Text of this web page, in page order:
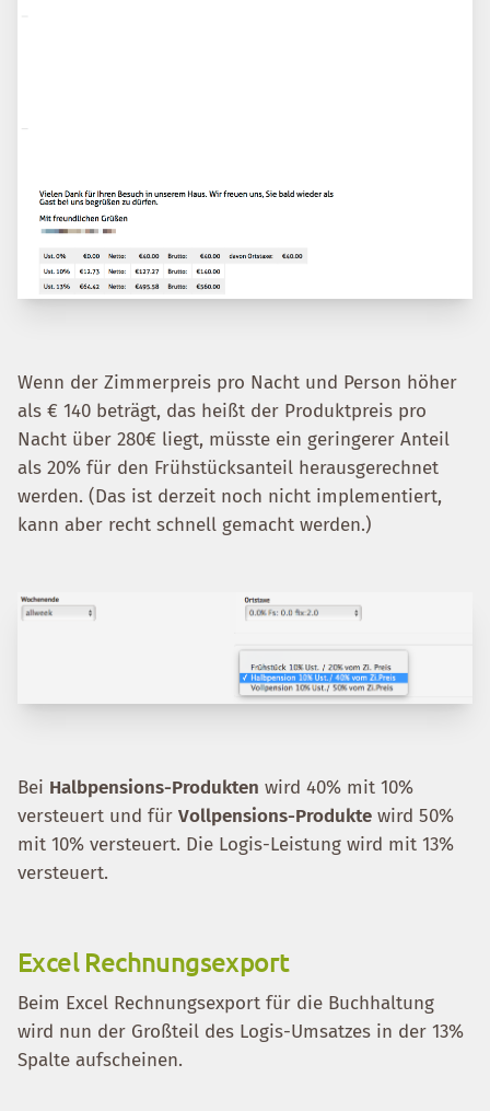
Wenn der Zimmerpreis pro Nacht und Person höher
als € 140 beträgt, das heißt der Produktpreis pro
Nacht über 280€ liegt, müsste ein geringerer Anteil
als 20% für den Frühstücksanteil herausgerechnet
werden. (Das ist derzeit noch nicht implementiert,
kann aber recht schnell gemacht werden.)
Bei Halbpensions-Produkten wird 40% mit 10%
versteuert und für Vollpensions-Produkte wird 50%
mit 10% versteuert. Die Logis-Leistung wird mit 13%
versteuert.
Excel Rechnungsexport
Beim Excel Rechnungsexport für die Buchhaltung
wird nun der Großteil des Logis-Umsatzes in der 13%
Spalte aufscheinen.